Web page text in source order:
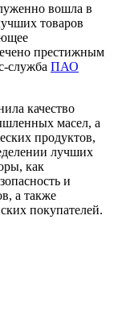
вошла в
товаров
престижным
служба ПАО
качество
масел, а
продуктов,
лучших
как
и
а также
покупателей.